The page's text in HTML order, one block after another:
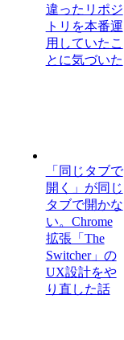
違ったリポジ
トリを本番運
用していたこ
とに気づいた
「同じタブで
開く」が同じ
タブで開かな
い。Chrome
拡張「The
Switcher」の
UX設計をや
り直した話